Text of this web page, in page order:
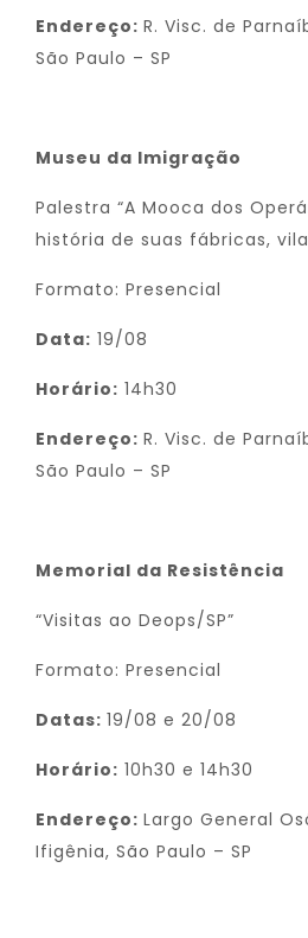
Endereço: R. Visc. de
São Paulo – SP
Museu da Imigração
Palestra “A Mooca dos
história de suas fábricas,
Formato: Presencial
Data: 19/08
Horário: 14h30
Endereço: R. Visc. de
São Paulo – SP
Memorial da Resistência
“Visitas ao Deops/SP”
Formato: Presencial
Datas: 19/08 e 20/08
Horário: 10h30 e 14h30
Endereço: Largo General
Ifigênia, São Paulo – SP